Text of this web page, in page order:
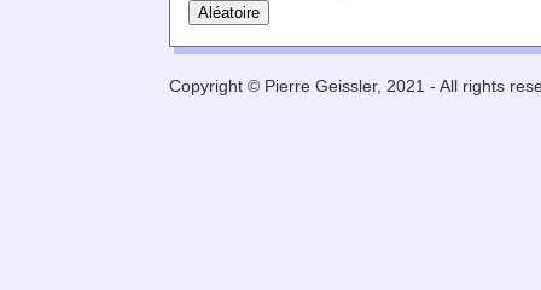
Copyright © Pierre Geissler, 2021 - All rights